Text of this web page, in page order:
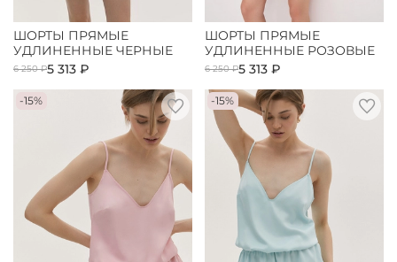
ШОРТЫ ПРЯМЫЕ
УДЛИНЕННЫЕ ЧЕРНЫЕ
6 250 ₽5 313 ₽
ШОРТЫ ПРЯМЫЕ
УДЛИНЕННЫЕ РОЗОВЫЕ
6 250 ₽5 313 ₽
-15% -15%